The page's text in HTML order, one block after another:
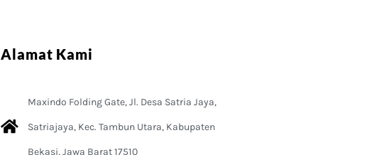
Alamat Kami
Maxindo Folding Gate, Jl. Desa Satria Jaya,
Satriajaya, Kec. Tambun Utara, Kabupaten
Bekasi, Jawa Barat 17510